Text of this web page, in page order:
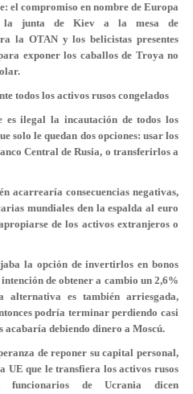
el compromiso en nombre de Europa
junta de Kiev a la mesa de
la OTAN y los belicistas presentes
exponer los caballos de Troya no
todos los activos rusos congelados
es ilegal la incautación de todos los
solo le quedan dos opciones: usar los
Central de Rusia, o transferirlos a
acarrearía consecuencias negativas,
mundiales den la espalda al euro
de los activos extranjeros o
la opción de invertirlos en bonos
de obtener a cambio un 2,6%
alternativa es también arriesgada,
podría terminar perdiendo casi
acabaría debiendo dinero a Moscú.
de reponer su capital personal,
UE que le transfiera los activos rusos
funcionarios de Ucrania dicen